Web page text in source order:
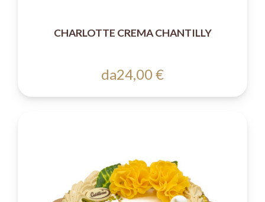
CHARLOTTE CREMA CHANTILLY
da24,00 €